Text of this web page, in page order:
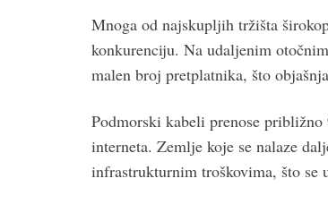
Mnoga od najskupljih tržišta
konkurenciju. Na udaljenim
malen broj pretplatnika, što
Podmorski kabeli prenose
interneta. Zemlje koje se nalaze
infrastrukturnim troškovima, što se